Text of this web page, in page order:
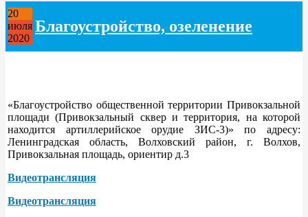
20
июля
2020
Благоустройство, озеленение
«Благоустройство общественной территории Привокзальной
площади (Привокзальный сквер и территория, на которой
находится артиллерийское орудие ЗИС-3)» по адресу:
Ленинградская область, Волховский район, г. Волхов,
Привокзальная площадь, ориентир д.3
Видеотрансляция
Видеотрансляция